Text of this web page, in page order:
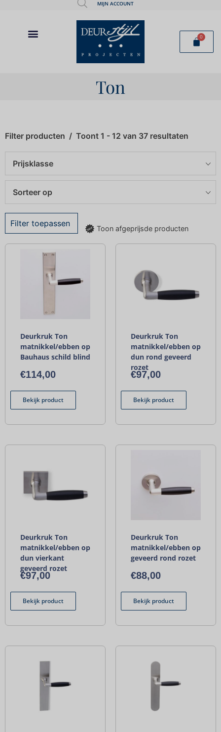
MIJN ACCOUNT
0
Ton
Filter producten Toont 1 - 12 van 37 resultaten
Prijsklasse
Sorteer op
Filter toepassen
Toon afgeprijsde producten
Deurkruk Ton
matnikkel/ebben op
Bauhaus schild blind
€114,00
Bekijk product
Deurkruk Ton
matnikkel/ebben op
dun rond geveerd
rozet
€97,00
Bekijk product
Deurkruk Ton
matnikkel/ebben op
dun vierkant
geveerd rozet
€97,00
Bekijk product
Deurkruk Ton
matnikkel/ebben op
geveerd rond rozet
€88,00
Bekijk product